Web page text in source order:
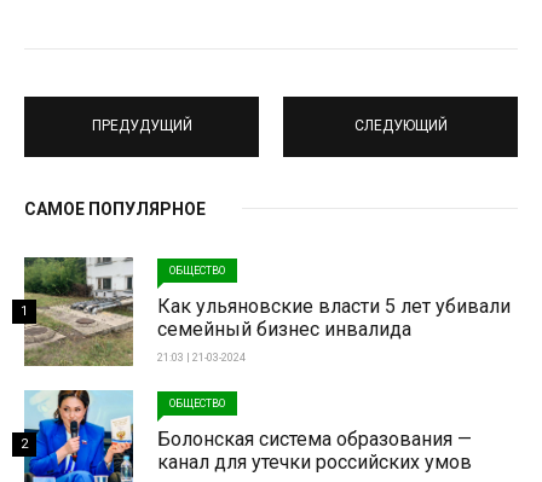
ПРЕДУДУЩИЙ СЛЕДУЮЩИЙ
САМОЕ ПОПУЛЯРНОЕ
ОБЩЕСТВО
Как ульяновские власти 5 лет убивали
семейный бизнес инвалида
21:03 | 21-03-2024
1
ОБЩЕСТВО
Болонская система образования —
канал для утечки российских умов
2